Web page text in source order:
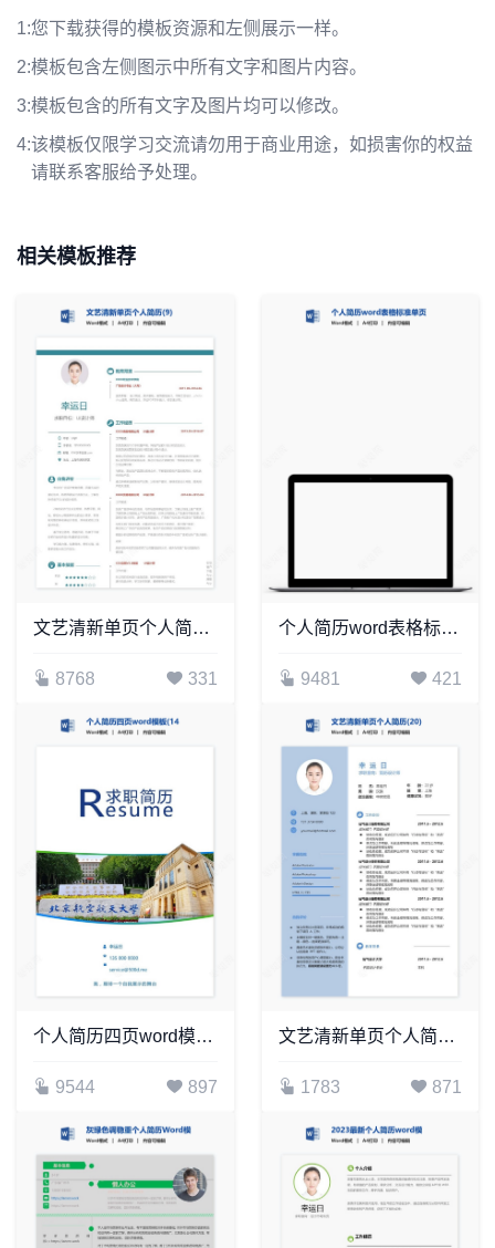
1:您下载获得的模板资源和左侧展示一样。
2:模板包含左侧图示中所有文字和图片内容。
3:模板包含的所有文字及图片均可以修改。
4:该模板仅限学习交流请勿用于商业用途，如损害你的权益
请联系客服给予处理。
相关模板推荐
文艺清新单页个人简历(9)
8768 331
个人简历word表格标准单页(4)
9481 421
个人简历四页word模板(14)
9544 897
文艺清新单页个人简历(20)
1783 871